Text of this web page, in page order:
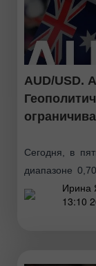
AUD/USD.
Сегодня, в
диапазоне
поскольку
важных
Ирина
13:10